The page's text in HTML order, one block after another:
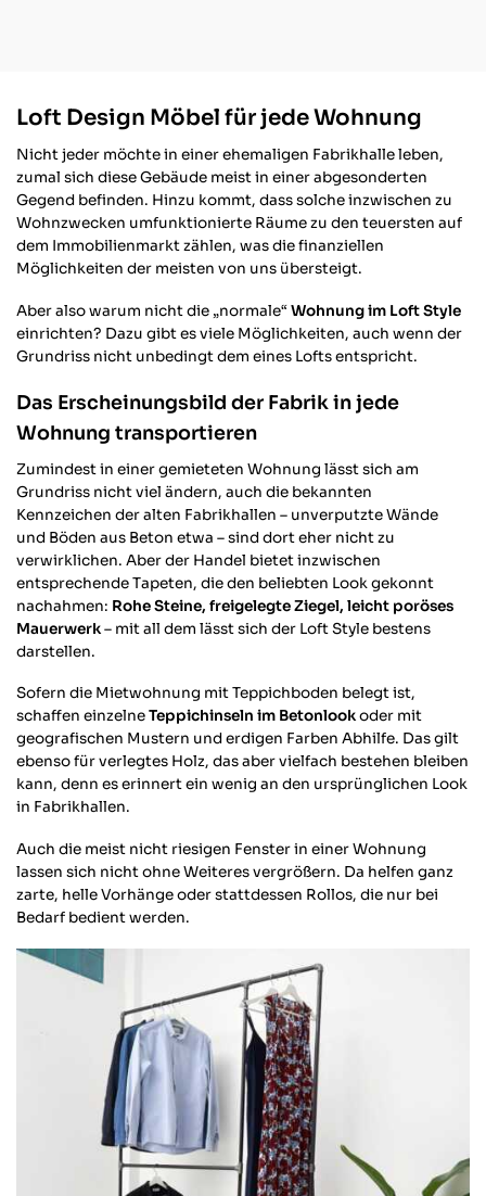
Loft Design Möbel für jede Wohnung
Nicht jeder möchte in einer ehemaligen Fabrikhalle leben,
zumal sich diese Gebäude meist in einer abgesonderten
Gegend befinden. Hinzu kommt, dass solche inzwischen zu
Wohnzwecken umfunktionierte Räume zu den teuersten auf
dem Immobilienmarkt zählen, was die finanziellen
Möglichkeiten der meisten von uns übersteigt.
Aber also warum nicht die „normale“Wohnung im Loft Style
einrichten? Dazu gibt es viele Möglichkeiten, auch wenn der
Grundriss nicht unbedingt dem eines Lofts entspricht.
Das Erscheinungsbild der Fabrik in jede
Wohnung transportieren
Zumindest in einer gemieteten Wohnung lässt sich am
Grundriss nicht viel ändern, auch die bekannten
Kennzeichen der alten Fabrikhallen – unverputzte Wände
und Böden aus Beton etwa – sind dort eher nicht zu
verwirklichen. Aber der Handel bietet inzwischen
entsprechende Tapeten, die den beliebten Look gekonnt
nachahmen: Rohe Steine, freigelegte Ziegel, leicht poröses
Mauerwerk– mit all dem lässt sich der Loft Style bestens
darstellen.
Sofern die Mietwohnung mit Teppichboden belegt ist,
schaffen einzelneTeppichinseln im Betonlookoder mit
geografischen Mustern und erdigen Farben Abhilfe. Das gilt
ebenso für verlegtes Holz, das aber vielfach bestehen bleiben
kann, denn es erinnert ein wenig an den ursprünglichen Look
in Fabrikhallen.
Auch die meist nicht riesigen Fenster in einer Wohnung
lassen sich nicht ohne Weiteres vergrößern. Da helfen ganz
zarte, helle Vorhänge oder stattdessen Rollos, die nur bei
Bedarf bedient werden.